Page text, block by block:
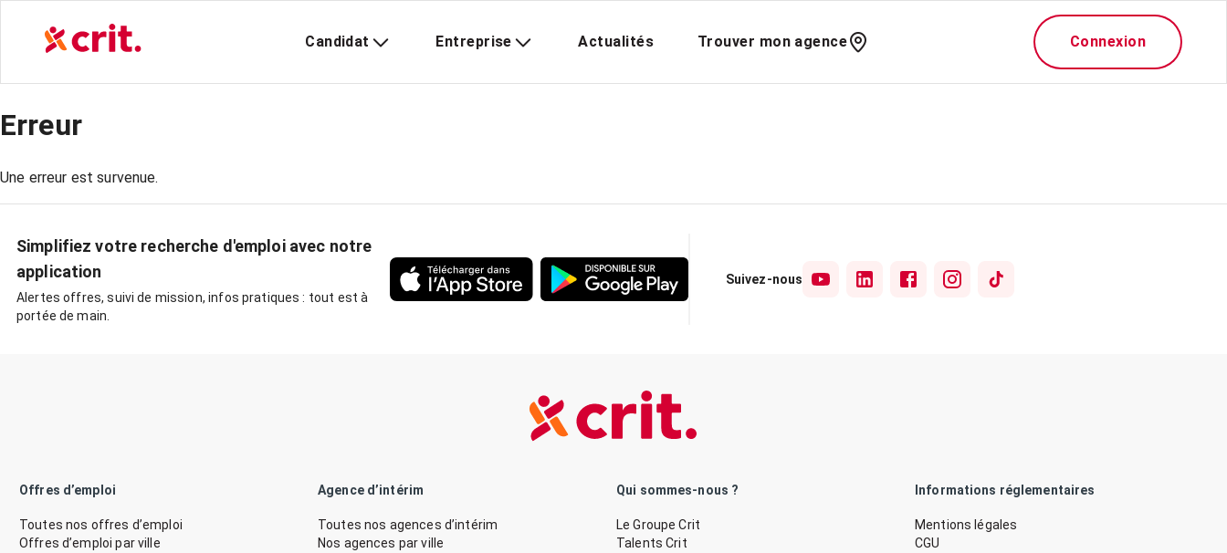
Candidat Entreprise Actualités Trouver mon agence Connexion
Erreur
Une erreur est survenue.
Simplifiez votre recherche d'emploi avec notre
application
Alertes offres, suivi de mission, infos pratiques : tout est à
portée de main.
Suivez-nous
Offres d’emploi
Toutes nos offres d’emploi
Offres d’emploi par ville
Agence d’intérim
Toutes nos agences d’intérim
Nos agences par ville
Qui sommes-nous ?
Le Groupe Crit
Talents Crit
Informations réglementaires
Mentions légales
CGU